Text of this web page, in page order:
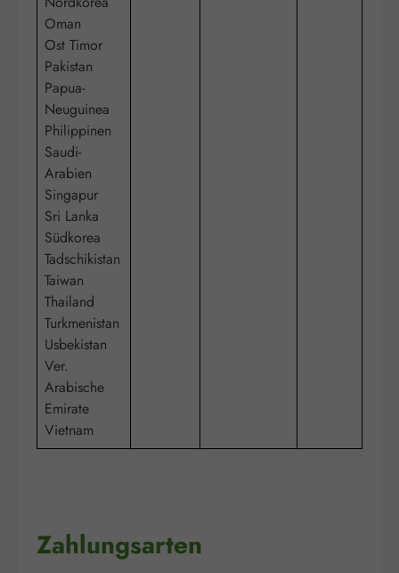
Oman
Ost Timor
Pakistan
Papua-
Neuguinea
Philippinen
Saudi-
Arabien
Singapur
Sri Lanka
Südkorea
Tadschikistan
Taiwan
Thailand
Turkmenistan
Usbekistan
Ver.
Arabische
Emirate
Vietnam
Zahlungsarten